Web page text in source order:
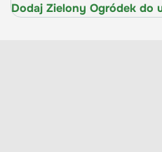
Dodaj Zielony Ogródek do